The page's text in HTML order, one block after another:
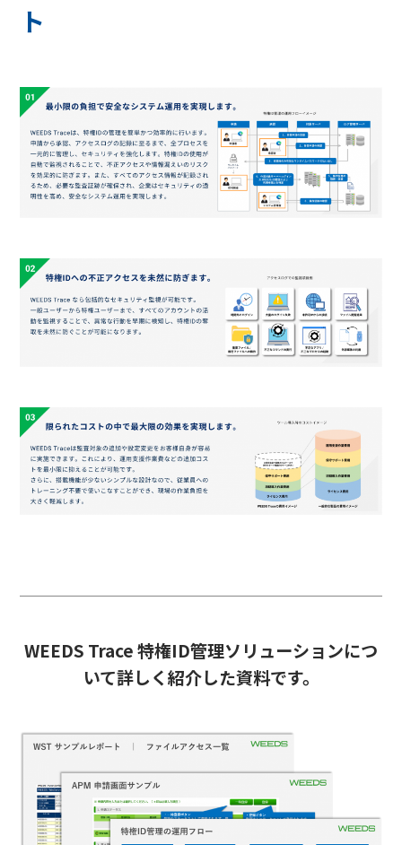
ト
WEEDS Trace 特権ID管理ソリューションにつ
いて詳しく紹介した資料です。